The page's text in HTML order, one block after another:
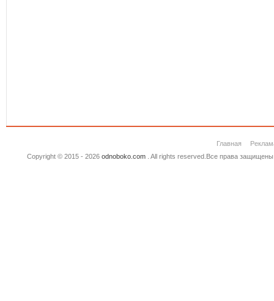
Главная
Copyright © 2015 - 2026 odnoboko.com. All rights reserved.Все права защищены.